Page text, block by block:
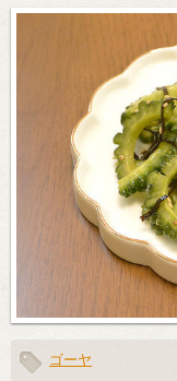
ゴーヤ